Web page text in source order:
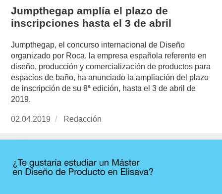
Jumpthegap amplía el plazo de
inscripciones hasta el 3 de abril
Jumpthegap, el concurso internacional de Diseño
organizado por Roca, la empresa española referente en
diseño, producción y comercialización de productos para
espacios de baño, ha anunciado la ampliación del plazo
de inscripción de su 8ª edición, hasta el 3 de abril de
2019.
Publicado
02.04.2019 https://www.experimenta.es/author/redaccion/
Redacción